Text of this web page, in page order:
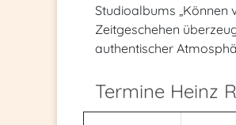
Studioalbums „Können
Zeitgeschehen
authentischer
Termine Heinz